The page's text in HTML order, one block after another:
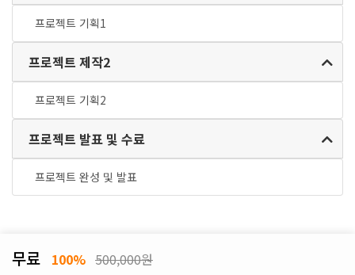
프로젝트 기획1
프로젝트 제작2
프로젝트 기획2
프로젝트 발표 및 수료
프로젝트 완성 및 발표
무료 100% 500,000원